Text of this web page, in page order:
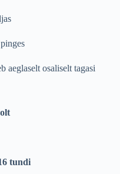
aeglaselt osaliselt tagasi
tundi